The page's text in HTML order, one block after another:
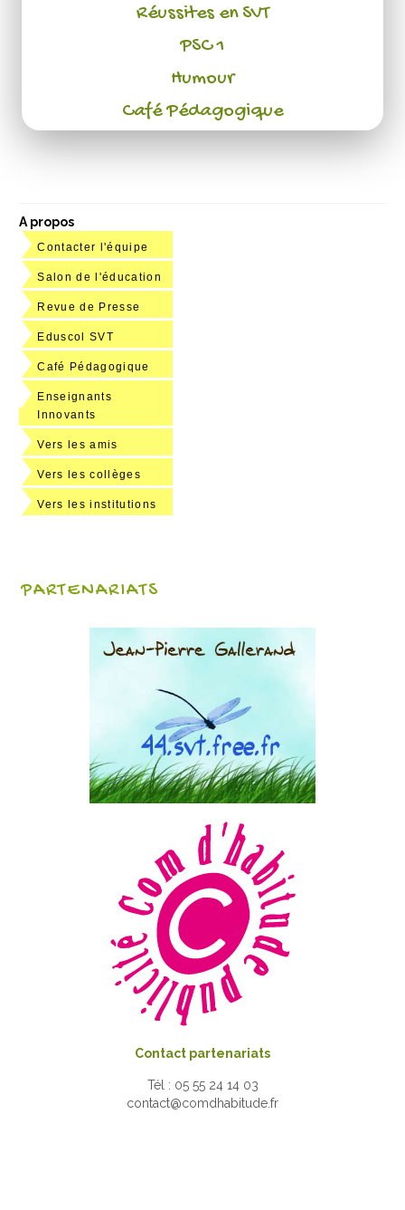
Réussites en SVT
PSC 1
Humour
Café Pédagogique
A propos
Contacter l'équipe
Salon de l'éducation
Revue de Presse
Eduscol SVT
Café Pédagogique
Enseignants
Innovants
Vers les amis
Vers les collèges
Vers les institutions
PARTENARIATS
Contact partenariats
Tél : 05 55 24 14 03
contact@comdhabitude.fr